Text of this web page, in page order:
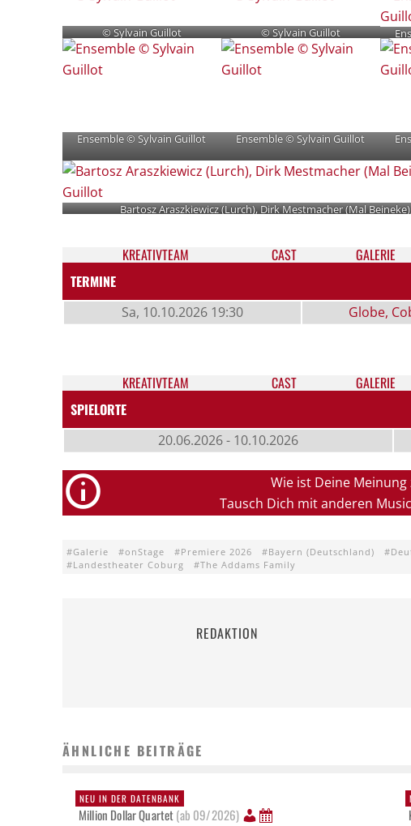
© Sylvain Guillot © Sylvain Guillot
Ensemble © Sylvain Guillot Ensemble © Sylvain Guillot
Bartosz Araszkiewicz (Lurch), Dirk Mestmacher (Mal
KREATIV­TEAM CAST GALE­RIE
TERMINE
Sa, 10.10.2026 19:30 Globe,
KREATIV­TEAM CAST GALE­RIE
SPIELORTE
20.06.2026 - 10.10.2026
Wie ist Deine
Tausch Dich mit anderen
Galerie onStage Premiere 2026 Bayern (Deutschland)
Landestheater Coburg
The Addams Family
REDAKTION
ÄHNLICHE BEITRÄGE
NEU IN DER DATENBANK
Million Dollar Quartet(ab 09/2026)